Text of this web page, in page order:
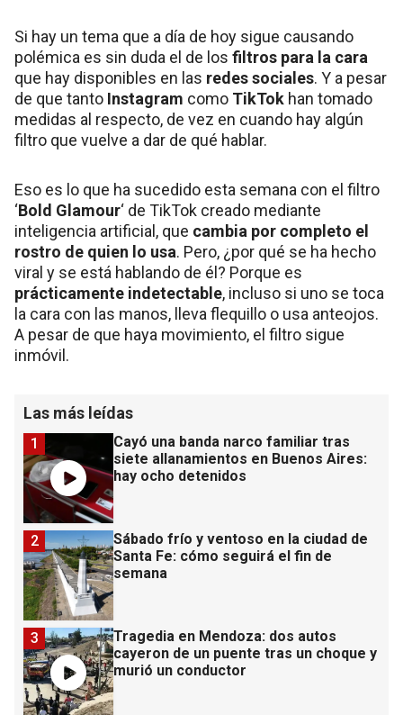
Si hay un tema que a día de hoy sigue causando
polémica es sin duda el de los filtros para la cara
que hay disponibles en las redes sociales. Y a pesar
de que tanto Instagram como TikTok han tomado
medidas al respecto, de vez en cuando hay algún
filtro que vuelve a dar de qué hablar.
Eso es lo que ha sucedido esta semana con el filtro
‘Bold Glamour‘ de TikTok creado mediante
inteligencia artificial, que cambia por completo el
rostro de quien lo usa. Pero, ¿por qué se ha hecho
viral y se está hablando de él? Porque es
prácticamente indetectable, incluso si uno se toca
la cara con las manos, lleva flequillo o usa anteojos.
A pesar de que haya movimiento, el filtro sigue
inmóvil.
Las más leídas
Cayó una banda narco familiar tras
siete allanamientos en Buenos Aires:
hay ocho detenidos
1
Sábado frío y ventoso en la ciudad de
Santa Fe: cómo seguirá el fin de
semana
2
Tragedia en Mendoza: dos autos
cayeron de un puente tras un choque y
murió un conductor
3